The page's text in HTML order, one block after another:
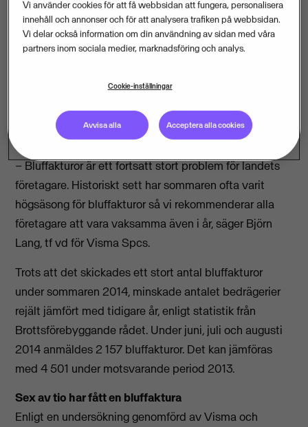
bluffakturor med 52 procent jämfört med året innan.
Risken att bli utsatt för en falsk faktura är dock
ekonomiföretaget Visma och Företagarförbundet
småföretagare har fått en bluffaktura de senaste fem
– Bluffakturor är ett fortsatt stort problem för landets
företagare. Historiskt sett har sommaren ofta varit
högsäsong för bluffakturor så vi rekommenderar alla
företagare att vara vaksamma även i år, säger Björn
Lang, tf vd för Visma Spcs.
Trots att det skickades ett stort antal bluffakturor
under sommaren 2014, minskade antalet bedrägerier
rejält jämfört med tidigare år, enligt statistik från
Brottsförebyggande rådet. Under juni, juli och augusti
2014 anmäldes 2 157 bluffakturor. Det kan jämföras
med 4 501 under motsvarande period 2013.
Sex av tio har fått en bluffaktura
Enligt en undersökning genomförd av Visma och
Vi använder cookies för att få webbsidan att fungera, personalisera
innehåll och annonser och för att analysera trafiken på webbsidan.
Vi delar också information om din användning av sidan med våra
partners inom sociala medier, marknadsföring och analys.
Cookie-inställningar
Avvisa alla Acceptera alla cookies